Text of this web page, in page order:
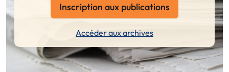
Inscription aux publications
Accéder aux archives